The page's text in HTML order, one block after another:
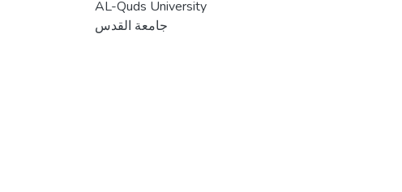
AL-Quds University
جامعة القدس